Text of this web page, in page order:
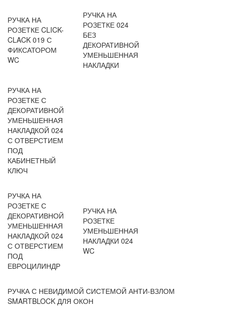
РУЧКА НА
РОЗЕТКЕ CLICK-
CLACK 019 С
ФИКСАТОРОМ
WC
РУЧКА НА
РОЗЕТКЕ 024
БЕЗ
ДЕКОРАТИВНОЙ
УМЕНЬШЕННАЯ
НАКЛАДКИ
РУЧКА НА
РОЗЕТКЕ С
ДЕКОРАТИВНОЙ
УМЕНЬШЕННАЯ
НАКЛАДКОЙ 024
С ОТВЕРСТИЕМ
ПОД
КАБИНЕТНЫЙ
КЛЮЧ
РУЧКА НА
РОЗЕТКЕ С
ДЕКОРАТИВНОЙ
УМЕНЬШЕННАЯ
НАКЛАДКОЙ 024
С ОТВЕРСТИЕМ
ПОД
ЕВРОЦИЛИНДР
РУЧКА НА
РОЗЕТКЕ
УМЕНЬШЕННАЯ
НАКЛАДКИ 024
WC
РУЧКА С НЕВИДИМОЙ СИСТЕМОЙ АНТИ-ВЗЛОМ
SMARTBLOCK ДЛЯ ОКОН